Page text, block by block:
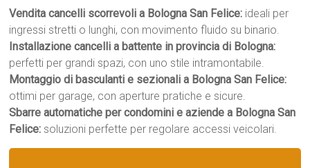
Vendita cancelli scorrevoli a Bologna San Felice: ideali per
ingressi stretti o lunghi, con movimento fluido su binario.
Installazione cancelli a battente in provincia di Bologna:
perfetti per grandi spazi, con uno stile intramontabile.
Montaggio di basculanti e sezionali a Bologna San Felice:
ottimi per garage, con aperture pratiche e sicure.
Sbarre automatiche per condomini e aziende a Bologna San
Felice: soluzioni perfette per regolare accessi veicolari.